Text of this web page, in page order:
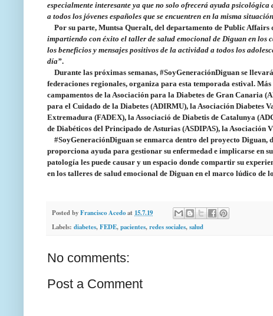
especialmente interesante ya que no solo ofrecerá ayuda
a todos los jóvenes españoles que se encuentren en la misma
Por su parte, Muntsa Queralt, del departamento de Public Affairs
impartiendo con éxito el taller de salud emocional de Diguan en los
los beneficios y mensajes positivos de la actividad a todos los
día”.
Durante las próximas semanas, #SoyGeneraciónDiguan se
federaciones regionales, organiza para esta temporada estival. Más
campamentos de la Asociación para la Diabetes de Gran Canaria
para el Cuidado de la Diabetes (ADIRMU), la Asociación Diabetes
Extremadura (FADEX), la Associació de Diabetis de Catalunya
de Diabéticos del Principado de Asturias (ASDIPAS), la
#SoyGeneraciónDiguan se enmarca dentro del proyecto Diguan,
proporciona ayuda para gestionar su enfermedad e implicarse en
patología les puede causar y un espacio donde compartir su
en los talleres de salud emocional de Diguan en el marco lúdico de
Posted byFrancisco Acedoat 15.7.19
Labels: diabetes,FEDE,pacientes,redes sociales,salud
No comments:
Post a Comment